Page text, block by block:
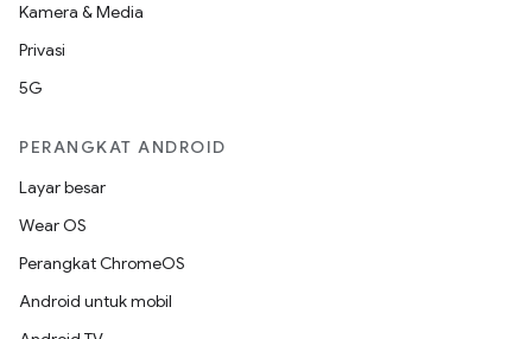
Kamera & Media
Privasi
5G
PERANGKAT ANDROID
Layar besar
Wear OS
Perangkat ChromeOS
Android untuk mobil